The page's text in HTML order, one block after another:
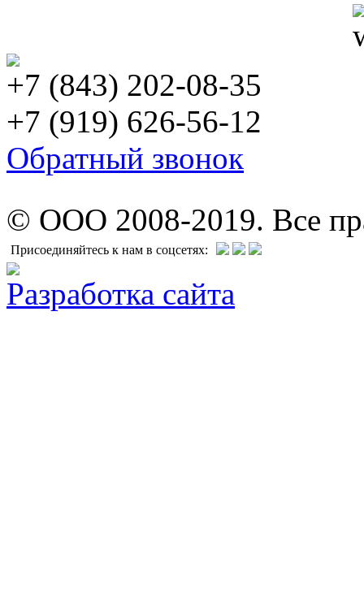
+7 (843) 202-08-35
+7 (919) 626-56-12
Обратный звонок
© ООО 2008-2019. Все
Присоединяйтесь к нам в соцсетях:
Разработка сайта